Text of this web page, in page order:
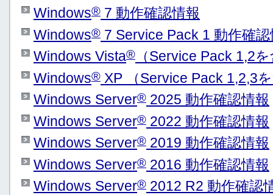
Windows® 7 動作確認情報
Windows® 7 Service Pack 1 動作確
Windows Vista® （Service Pack 1,2
Windows® XP （Service Pack 1,2,3
Windows Server® 2025 動作確認情報
Windows Server® 2022 動作確認情報
Windows Server® 2019 動作確認情報
Windows Server® 2016 動作確認情報
Windows Server® 2012 R2 動作確認